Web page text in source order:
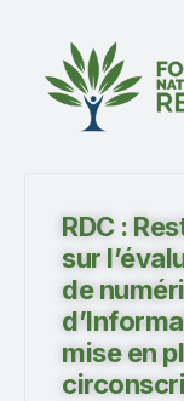
RDC :
sur
de
mise en